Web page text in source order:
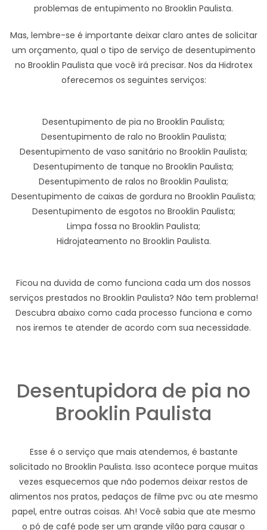
problemas de entupimento no Brooklin Paulista.
Mas, lembre-se é importante deixar claro antes de solicitar
um orçamento, qual o tipo de serviço de desentupimento
no Brooklin Paulista que você irá precisar. Nos da Hidrotex
oferecemos os seguintes serviços:
Desentupimento de pia no Brooklin Paulista;
Desentupimento de ralo no Brooklin Paulista;
Desentupimento de vaso sanitário no Brooklin Paulista;
Desentupimento de tanque no Brooklin Paulista;
Desentupimento de ralos no Brooklin Paulista;
Desentupimento de caixas de gordura no Brooklin Paulista;
Desentupimento de esgotos no Brooklin Paulista;
Limpa fossa no Brooklin Paulista;
Hidrojateamento no Brooklin Paulista.
Ficou na duvida de como funciona cada um dos nossos
serviços prestados no Brooklin Paulista? Não tem problema!
Descubra abaixo como cada processo funciona e como
nos iremos te atender de acordo com sua necessidade.
Desentupidora de pia no
Brooklin Paulista
Esse é o serviço que mais atendemos, é bastante
solicitado no Brooklin Paulista. Isso acontece porque muitas
vezes esquecemos que não podemos deixar restos de
alimentos nos pratos, pedaços de filme pvc ou ate mesmo
papel, entre outras coisas. Ah! Você sabia que ate mesmo
o pó de café pode ser um grande vilão para causar o